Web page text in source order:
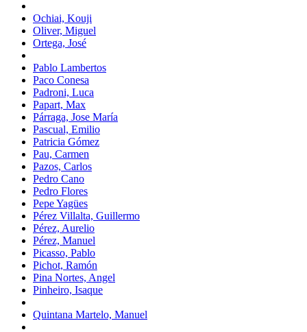
Ochiai, Kouji
Oliver, Miguel
Ortega, José
Pablo Lambertos
Paco Conesa
Padroni, Luca
Papart, Max
Párraga, Jose María
Pascual, Emilio
Patricia Gómez
Pau, Carmen
Pazos, Carlos
Pedro Cano
Pedro Flores
Pepe Yagües
Pérez Villalta, Guillermo
Pérez, Aurelio
Pérez, Manuel
Picasso, Pablo
Pichot, Ramón
Pina Nortes, Angel
Pinheiro, Isaque
Quintana Martelo, Manuel